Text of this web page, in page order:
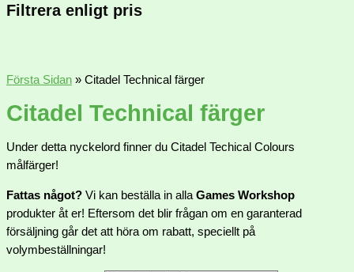
Filtrera enligt pris
Första Sidan » Citadel Technical färger
Citadel Technical färger
Under detta nyckelord finner du Citadel Techical Colours
målfärger!
Fattas något? Vi kan beställa in alla Games Workshop
produkter åt er! Eftersom det blir frågan om en garanterad
försäljning går det att höra om rabatt, speciellt på
volymbeställningar!